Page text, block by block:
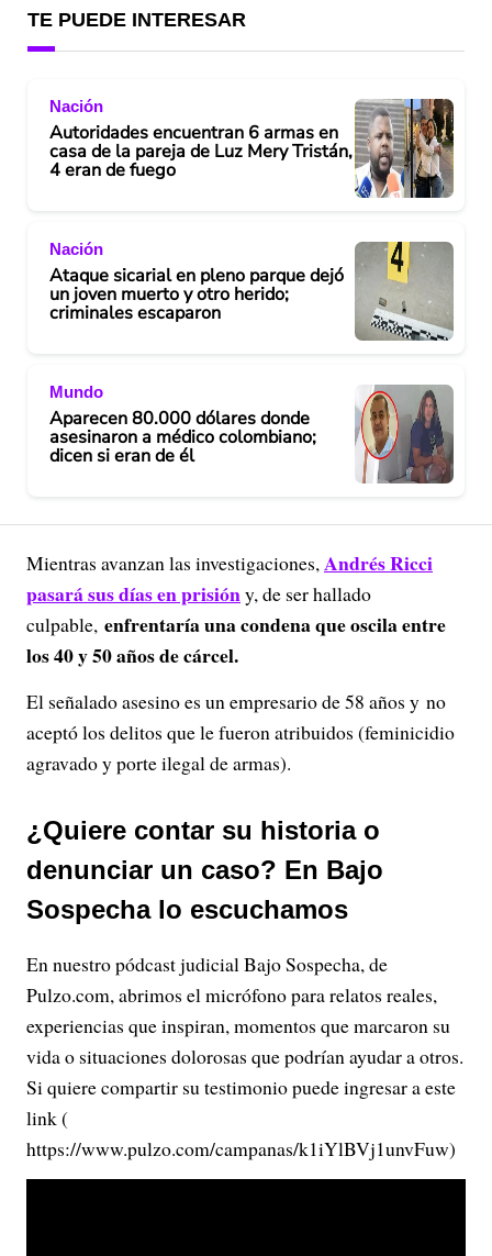
TE PUEDE INTERESAR
Nación
Autoridades encuentran 6 armas en
casa de la pareja de Luz Mery Tristán,
4 eran de fuego
Nación
Ataque sicarial en pleno parque dejó
un joven muerto y otro herido;
criminales escaparon
Mundo
Aparecen 80.000 dólares donde
asesinaron a médico colombiano;
dicen si eran de él
Mientras avanzan las investigaciones,Andrés Ricci
pasará sus días en prisióny, de ser hallado
culpable, enfrentaría una condena que oscila entre
los 40 y 50 años de cárcel.
El señalado asesino es un empresario de 58 años y no
aceptó los delitos que le fueron atribuidos (feminicidio
agravado y porte ilegal de armas).
¿Quiere contar su historia o
denunciar un caso? En Bajo
Sospecha lo escuchamos
En nuestro pódcast judicial Bajo Sospecha, de
Pulzo.com, abrimos el micrófono para relatos reales,
experiencias que inspiran, momentos que marcaron su
vida o situaciones dolorosas que podrían ayudar a otros.
Si quiere compartir su testimonio puede ingresar a este
link (
https://www.pulzo.com/campanas/k1iYlBVj1unvFuw)